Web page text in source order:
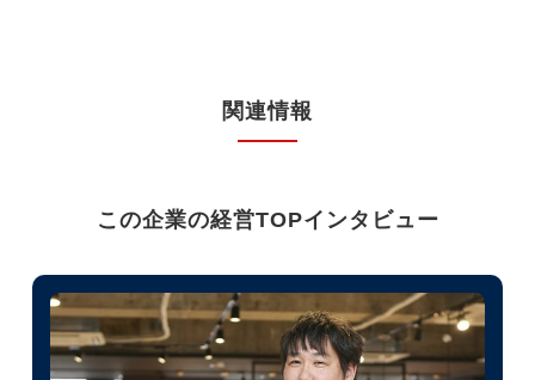
関連情報
この企業の経営TOPインタビュー